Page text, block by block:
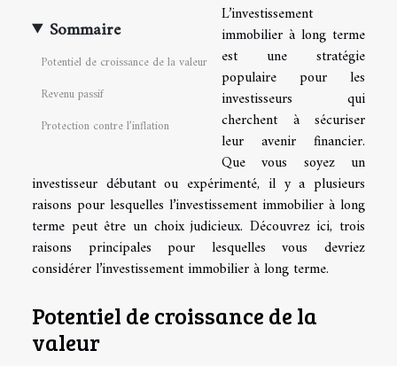
Sommaire
Potentiel de croissance de la valeur
Revenu passif
Protection contre l’inflation
L’investissement
immobilier à long terme
est une stratégie
populaire pour les
investisseurs qui
cherchent à sécuriser
leur avenir financier.
Que vous soyez un
investisseur débutant ou expérimenté, il y a plusieurs
raisons pour lesquelles l’investissement immobilier à long
terme peut être un choix judicieux. Découvrez ici, trois
raisons principales pour lesquelles vous devriez
considérer l’investissement immobilier à long terme.
Potentiel de croissance de la
valeur